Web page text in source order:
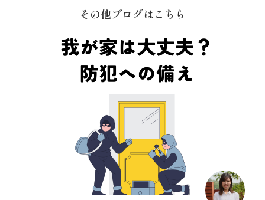
その他ブログはこちら